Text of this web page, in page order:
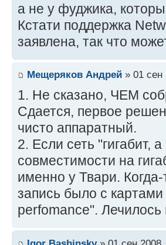
а не у фуджика,
Кстати поддержка
заявлена, так что
Мещеряков Андрей » 01 сен
1. Не сказано, ЧЕМ
Сдается, первое
чисто аппаратный.
2. Если сеть "гигабит,
совместимости на
именно у Твари.
запись было с
perfomance".